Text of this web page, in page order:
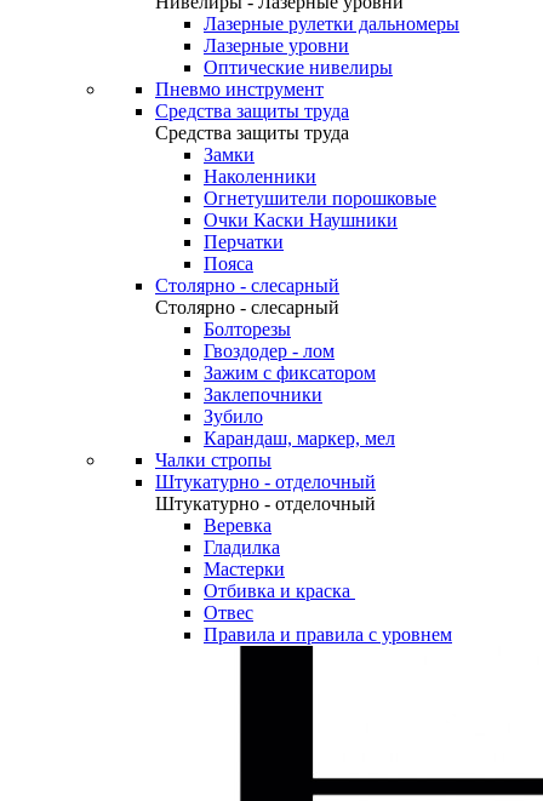
Лазерные рулетки дальномеры
Лазерные уровни
Оптические нивелиры
Пневмо инструмент
Средства защиты труда
Средства защиты труда
Замки
Наколенники
Огнетушители порошковые
Очки Каски Наушники
Перчатки
Пояса
Столярно - слесарный
Столярно - слесарный
Болторезы
Гвоздодер - лом
Зажим с фиксатором
Заклепочники
Зубило
Карандаш, маркер, мел
Чалки стропы
Штукатурно - отделочный
Штукатурно - отделочный
Веревка
Гладилка
Мастерки
Отбивка и краска
Отвес
Правила и правила с уровнем